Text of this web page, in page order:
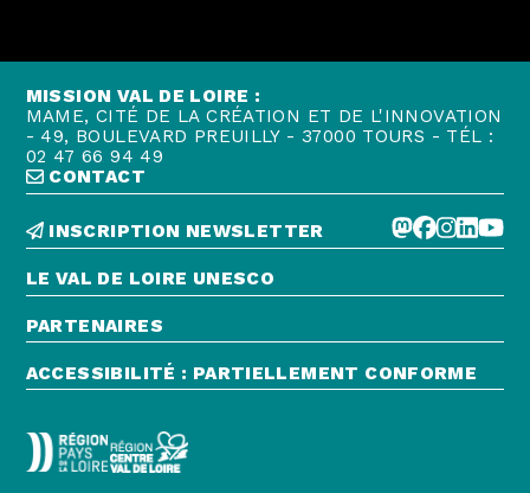
MISSION VAL DE LOIRE :
MAME, CITÉ DE LA CRÉATION ET DE L'INNOVATION
- 49, BOULEVARD PREUILLY - 37000 TOURS - TÉL :
02 47 66 94 49
CONTACT
INSCRIPTION NEWSLETTER
LE VAL DE LOIRE UNESCO
PARTENAIRES
ACCESSIBILITÉ : PARTIELLEMENT CONFORME